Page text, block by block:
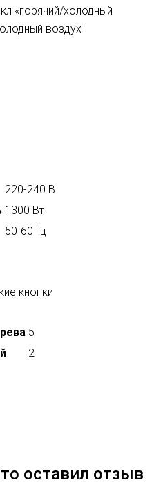
«горячий/холодный
воздух
220-240 В
1300 Вт
50-60 Гц
кнопки
5
2
оставил отзыв